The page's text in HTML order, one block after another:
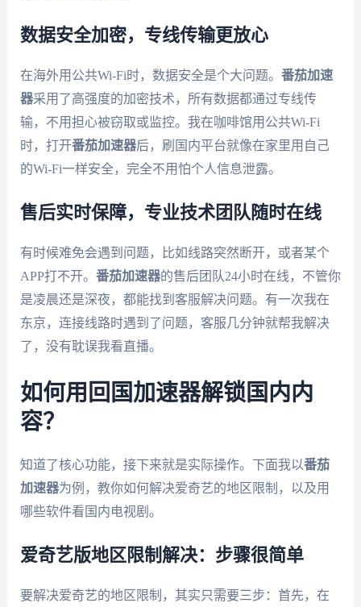
数据安全加密，专线传输更放心
在海外用公共Wi-Fi时，数据安全是个大问题。 番茄加速
器采用了高强度的加密技术，所有数据都通过专线传
输，不用担心被窃取或监控。我在咖啡馆用公共Wi-Fi
时，打开番茄加速器后，刷国内平台就像在家里用自己
的Wi-Fi一样安全，完全不用怕个人信息泄露。
售后实时保障，专业技术团队随时在线
有时候难免会遇到问题，比如线路突然断开，或者某个
APP打不开。 番茄加速器的售后团队24小时在线，不管你
是凌晨还是深夜，都能找到客服解决问题。有一次我在
东京，连接线路时遇到了问题，客服几分钟就帮我解决
了，没有耽误我看直播。
如何用回国加速器解锁国内内
容？
知道了核心功能，接下来就是实际操作。下面我以番茄
加速器为例，教你如何解决爱奇艺的地区限制，以及用
哪些软件看国内电视剧。
爱奇艺版地区限制解决：步骤很简单
要解决爱奇艺的地区限制，其实只需要三步：首先，在